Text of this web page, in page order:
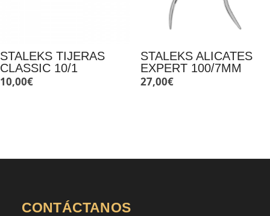
STALEKS TIJERAS
CLASSIC 10/1
10,00€
STALEKS ALICATES
EXPERT 100/7MM
27,00€
CONTÁCTANOS